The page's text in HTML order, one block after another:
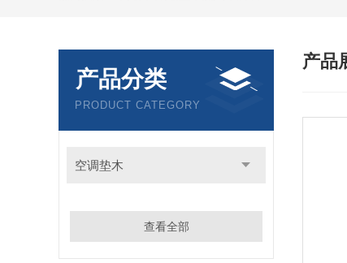
产品分类
PRODUCT CATEGORY
空调垫木
查看全部
产品